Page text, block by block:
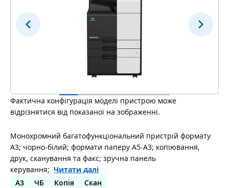
Монохромний багатофункціональний пристрій формату
А3; чорно-білий; формати паперу A5-A3; копіювання,
друк, сканування та факс; зручна панель
керування; Читати далі
A3
ЧБ Копія
Скан
Фактична конфігурація моделі пристрою може
відрізнятися від показаної на зображенні.